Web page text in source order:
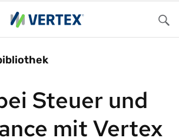
Steuer und
mit Vertex